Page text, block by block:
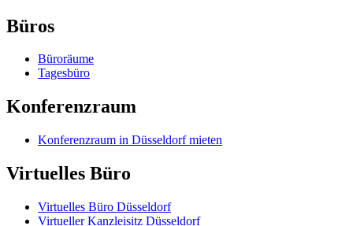
Büros
Büroräume
Tagesbüro
Konferenzraum
Konferenzraum in Düsseldorf mieten
Virtuelles Büro
Virtuelles Büro Düsseldorf
Virtueller Kanzleisitz Düsseldorf